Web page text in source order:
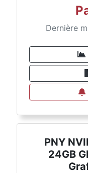
Dernière
PNY
24GB